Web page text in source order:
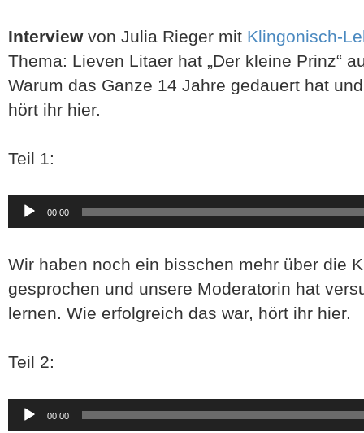
Interviewvon Julia Rieger mit Klingonisch-
Thema: Lieven Litaer hat „Der kleine Prinz“
Warum das Ganze 14 Jahre gedauert hat
hört ihr hier.
Teil 1:
Audio-
Player
00:00
Wir haben noch ein bisschen mehr über die
gesprochen und unsere Moderatorin hat
lernen. Wie erfolgreich das war, hört ihr hier.
Teil 2:
Audio-
Player
00:00